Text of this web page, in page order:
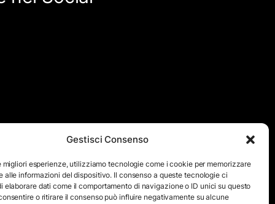
Gestisci Consenso
migliori esperienze, utilizziamo tecnologie come i cookie per memorizzare
alle informazioni del dispositivo. Il consenso a queste tecnologie ci
elaborare dati come il comportamento di navigazione o ID unici su questo
o ritirare il consenso può influire negativamente su alcune
di testi e immagini, eccetto dove espressamente
autorizzazione scritta da parte dello staff di ”Il Mare